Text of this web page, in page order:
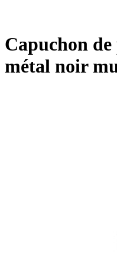
Capuchon
métal noir